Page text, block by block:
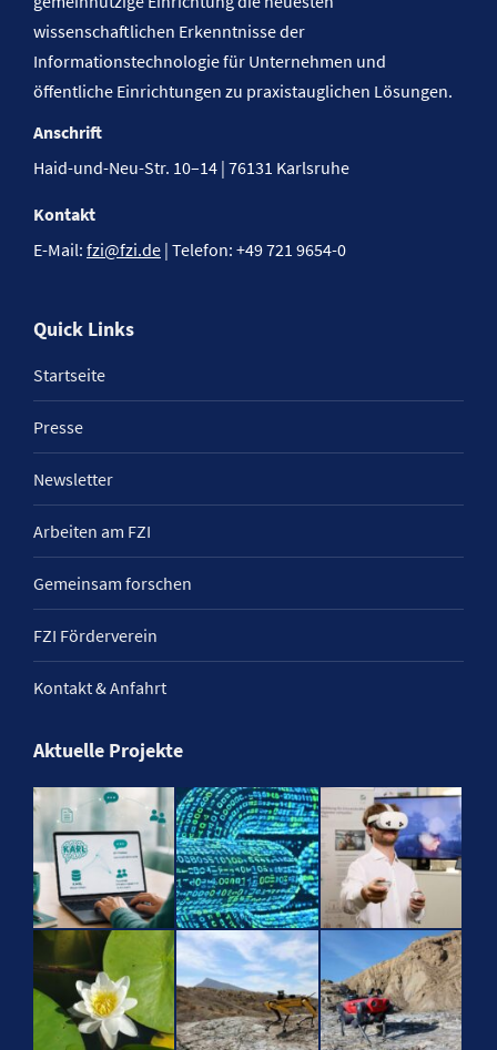
wissenschaftlichen Erkenntnisse der
Informationstechnologie für Unternehmen und
öffentliche Einrichtungen zu praxistauglichen Lösungen.
Anschrift
Haid-und-Neu-Str. 10–14 | 76131 Karlsruhe
Kontakt
E-Mail: fzi@fzi.de | Telefon: +49 721 9654-0
Quick Links
Startseite
Presse
Newsletter
Arbeiten am FZI
Gemeinsam forschen
FZI Förderverein
Kontakt & Anfahrt
Aktuelle Projekte